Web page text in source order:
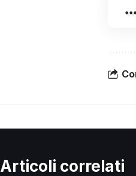
Articoli correlati